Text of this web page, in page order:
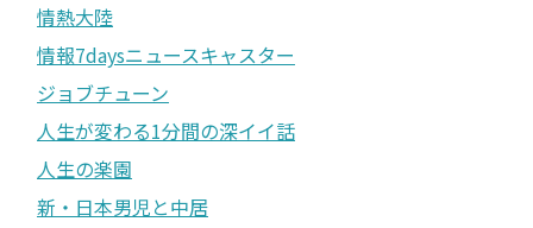
情熱大陸
情報7daysニュースキャスター
ジョブチューン
人生が変わる1分間の深イイ話
人生の楽園
新・日本男児と中居